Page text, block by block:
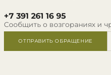
+7 391 261 16 95
Сообщить о возгораниях и
ОТПРАВИТЬ ОБРАЩЕНИЕ